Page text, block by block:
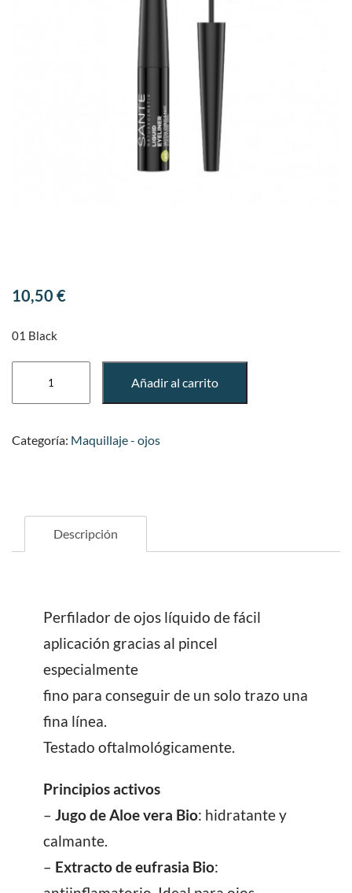
10,50 €
01 Black
líquido
Añadir al carrito
Categoría: Maquillaje - ojos
Descripción
Perfilador de ojos líquido de fácil
aplicación gracias al pincel
especialmente
fino para conseguir de un solo trazo una
fina línea.
Testado oftalmológicamente.
Principios activos
– Jugo de Aloe vera Bio: hidratante y
calmante.
– Extracto de eufrasia Bio: